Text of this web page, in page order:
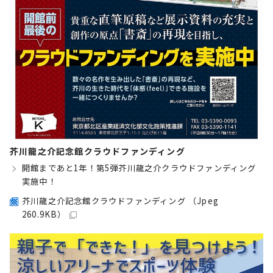
芥川龍之介記念館クラウドファンディング
開館まであと1年！第5弾芥川龍之介クラウドファンディング
実施中！
芥川龍之介記念館クラウドファンディング （Jpeg
260.9KB）